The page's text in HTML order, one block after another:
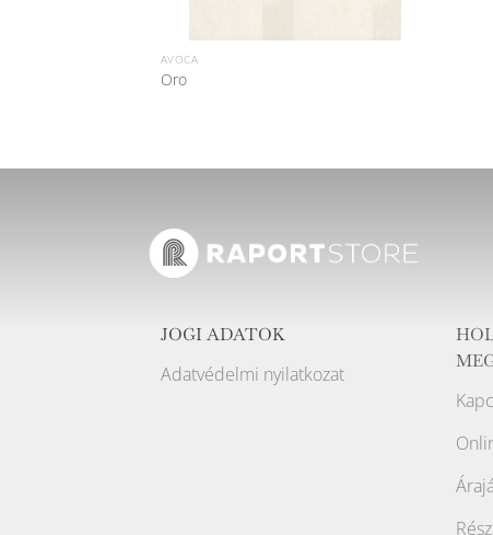
AVOCA
Oro
JOGI ADATOK
Adatvédelmi nyilatkozat